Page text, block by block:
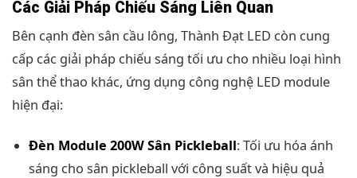
Các Giải Pháp Chiếu Sáng Liên Quan
Bên cạnh đèn sân cầu lông, Thành Đạt LED còn cung
cấp các giải pháp chiếu sáng tối ưu cho nhiều loại hình
sân thể thao khác, ứng dụng công nghệ LED module
hiện đại:
Đèn Module 200W Sân Pickleball: Tối ưu hóa ánh
sáng cho sân pickleball với công suất và hiệu quả